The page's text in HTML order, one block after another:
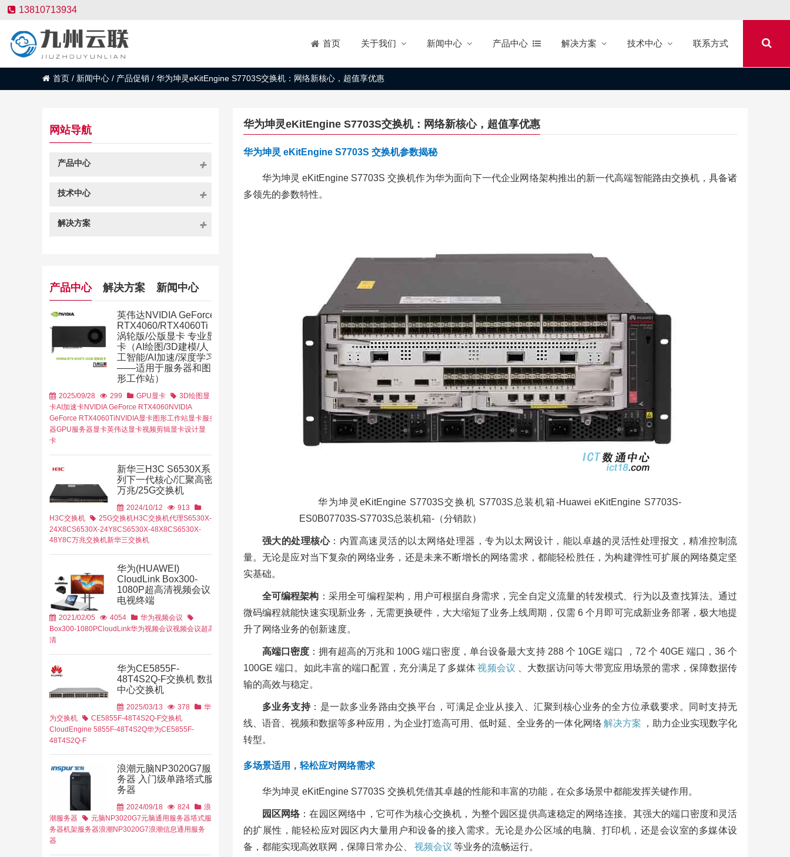
13810713934
首页 关于我们 新闻中心 产品中心 解决方案 技术中心 联系方式
首页 / 新闻中心 / 产品促销 / 华为坤灵eKitEngine S7703S交换机：网络新核心，超值享优惠
华为坤灵eKitEngine S7703S交换机：网络新核心，超值享优惠
华为坤灵 eKitEngine S7703S 交换机参数揭秘
华为坤灵 eKitEngine S7703S 交换机作为华为面向下一代企业网络架构推出的新一代高端智能路由交换机，具备诸
多领先的参数特性。
华为坤灵eKitEngine S7703S交换机 S7703S总装机箱-Huawei eKitEngine S7703S-
ES0B07703S-S7703S总装机箱-（分销款）
强大的处理核心：内置高速灵活的以太网络处理器，专为以太网设计，能以卓越的灵活性处理报文，精准控制流
量。无论是应对当下复杂的网络业务，还是未来不断增长的网络需求，都能轻松胜任，为构建弹性可扩展的网络奠定坚
实基础。
全可编程架构 ：采用全可编程架构，用户可根据自身需求，完全自定义流量的转发模式、行为以及查找算法。通过
微码编程就能快速实现新业务，无需更换硬件，大大缩短了业务上线周期，仅需 6 个月即可完成新业务部署，极大地提
升了网络业务的创新速度。
高端口密度 ：拥有超高的万兆和 100G 端口密度，单台设备最大支持 288 个 10GE 端口 ，72 个 40GE 端口，36 个
100GE 端口。如此丰富的端口配置，充分满足了多媒体 视频会议
、大数据访问等大带宽应用场景的需求，保障数据传
输的高效与稳定。
多业务支持：是一款多业务路由交换平台，可满足企业从接入、汇聚到核心业务的全方位承载要求。同时支持无
线、语音、视频和数据等多种应用，为企业打造高可用、低时延、全业务的一体化网络 解决方案
，助力企业实现数字化
转型。
多场景适用，轻松应对网络需求
华为坤灵 eKitEngine S7703S 交换机凭借其卓越的性能和丰富的功能，在众多场景中都能发挥关键作用。
园区网络：在园区网络中，它可作为核心交换机，为整个园区提供高速稳定的网络连接。其强大的端口密度和灵活
的扩展性，能轻松应对园区内大量用户和设备的接入需求。无论是办公区域的电脑、打印机，还是会议室的多媒体设
备，都能实现高效联网，保障日常办公、
视频会议 等业务的流畅运行。
网站导航
产品中心
技术中心
解决方案
产品中心 解决方案 新闻中心
英伟达NVIDIA GeForce
RTX4060/RTX4060Ti
涡轮版/公版显卡 专业显
卡（AI绘图/3D建模/人
工智能/AI加速/深度学习
——适用于服务器和图
形工作站）
2025/09/28 299 GPU显卡
3D绘图显
卡AI加速卡NVIDIA GeForce RTX4060NVIDIA
GeForce RTX4060Ti NVIDIA显卡图形工作站显卡服务
器GPU服务器显卡英伟达显卡视频剪辑显卡设计显
卡
新华三H3C S6530X系
列下一代核心/汇聚高密
万兆/25G交换机
2024/10/12
913
H3C交换机
25G交换机H3C交换机代理S6530X-
24X8CS6530X-24Y8CS6530X-48X8CS6530X-
48Y8C万兆交换机新华三交换机
华为(HUAWEI)
CloudLink Box300-
1080P超高清视频会议
电视终端
2021/02/05 4054
华为视频会议
Box300-1080PCloudLink华为视频会议视频会议超高
清
华为CE5855F-
48T4S2Q-F交换机 数据
中心交换机
2025/03/13 378
华
为交换机
CE5855F-48T4S2Q-F交换机
CloudEngine 5855F-48T4S2Q华为CE5855F-
48T4S2Q-F
浪潮元脑NP3020G7服
务器 入门级单路塔式服
务器
2024/09/18 824
浪
潮服务器
元脑NP3020G7元脑通用服务器塔式服
务器机架服务器浪潮NP3020G7浪潮信息通用服务
器
不同的应用服务器负载
均衡解决方案
2021/03/17 3518
互
其他行业 医疗行业
教
应用服务
多站融合边缘数据中心
4240
其
数据中心
教育行业 金融行业
数据中心虚拟化解决方
案
联网行业 其他行业 医疗行业 教
数据中心虚拟化 解决方案
医院无线ap覆盖方案
2021/05/26 3590
医
覆盖方案
联网行业 其他行业 医疗行业 教
华为云产品VIP价格
《购买流程》
2021/03/24 2796
产
行业资讯 华为云
为云服务器购买流程
华为AR6140E-S路由器
全方位解析——高性能
配置×多元场景适配×限
时促销进行中
2026/01/13 221 产品促销
品促销
S5731-H24P4XC华为交换机
路海光旗舰算力，2U机
品促销
2021/04/22 2892
产
品促销
S5700交换机
S5720
华为坤灵USG6000E-
S13-AC防火墙：企业网
品促销